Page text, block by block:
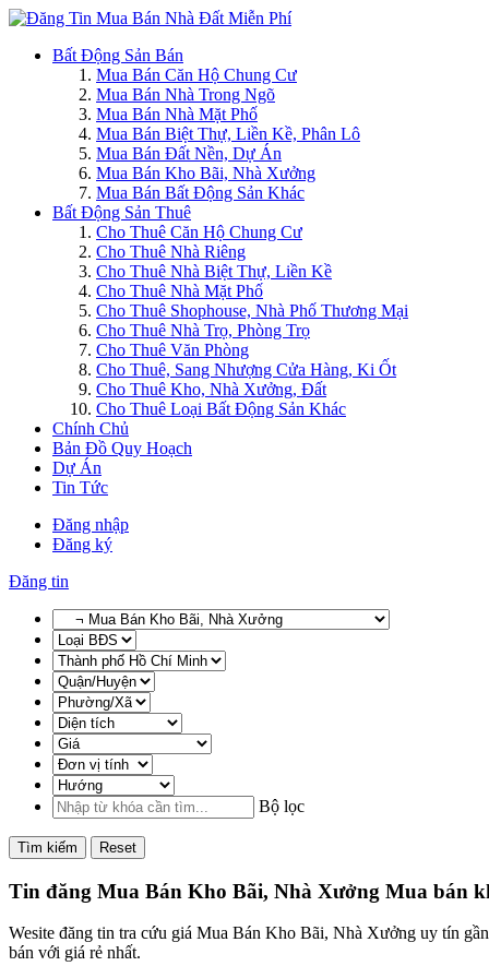
Bất Động Sản Bán
Mua Bán Căn Hộ Chung Cư
Mua Bán Nhà Trong Ngõ
Mua Bán Nhà Mặt Phố
Mua Bán Biệt Thự, Liền Kề, Phân Lô
Mua Bán Đất Nền, Dự Án
Mua Bán Kho Bãi, Nhà Xưởng
Mua Bán Bất Động Sản Khác
Bất Động Sản Thuê
Cho Thuê Căn Hộ Chung Cư
Cho Thuê Nhà Riêng
Cho Thuê Nhà Biệt Thự, Liền Kề
Cho Thuê Nhà Mặt Phố
Cho Thuê Shophouse, Nhà Phố Thương Mại
Cho Thuê Nhà Trọ, Phòng Trọ
Cho Thuê Văn Phòng
Cho Thuê, Sang Nhượng Cửa Hàng, Ki Ốt
Cho Thuê Kho, Nhà Xưởng, Đất
Cho Thuê Loại Bất Động Sản Khác
Chính Chủ
Bản Đồ Quy Hoạch
Dự Án
Tin Tức
Đăng nhập
Đăng ký
Đăng tin
Bộ lọc
Tìm kiếm Reset
Tin đăng Mua Bán Kho Bãi, Nhà Xưởng Mua bán
Wesite đăng tin tra cứu giá Mua Bán Kho Bãi, Nhà Xưởng uy tín
bán với giá rẻ nhất.